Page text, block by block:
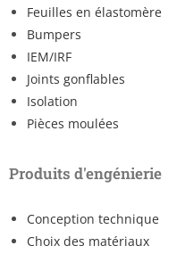
Feuilles en élastomère
Bumpers
IEM/IRF
Joints gonflables
Isolation
Pièces moulées
Produits d'engénierie
Conception technique
Choix des matériaux